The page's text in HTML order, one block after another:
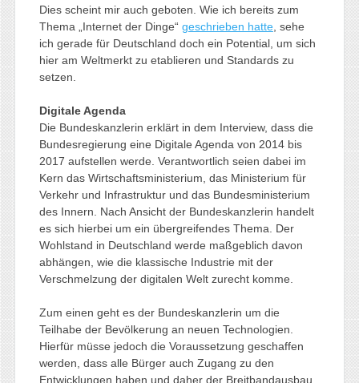
Dies scheint mir auch geboten. Wie ich bereits zum
Thema „Internet der Dinge“ geschrieben hatte, sehe
ich gerade für Deutschland doch ein Potential, um sich
hier am Weltmerkt zu etablieren und Standards zu
setzen.
Digitale Agenda
Die Bundeskanzlerin erklärt in dem Interview, dass die
Bundesregierung eine Digitale Agenda von 2014 bis
2017 aufstellen werde. Verantwortlich seien dabei im
Kern das Wirtschaftsministerium, das Ministerium für
Verkehr und Infrastruktur und das Bundesministerium
des Innern. Nach Ansicht der Bundeskanzlerin handelt
es sich hierbei um ein übergreifendes Thema. Der
Wohlstand in Deutschland werde maßgeblich davon
abhängen, wie die klassische Industrie mit der
Verschmelzung der digitalen Welt zurecht komme.
Zum einen geht es der Bundeskanzlerin um die
Teilhabe der Bevölkerung an neuen Technologien.
Hierfür müsse jedoch die Voraussetzung geschaffen
werden, dass alle Bürger auch Zugang zu den
Entwicklungen haben und daher der Breitbandausbau